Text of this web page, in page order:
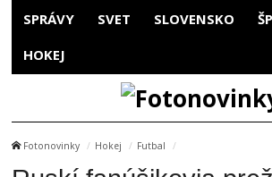
SPRÁVY SVET SLOVENSKO
HOKEJ
Fotonovinky Hokej Futbal